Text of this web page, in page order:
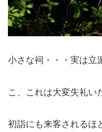
小さな祠・・・実は立
こ、これは大変失礼い
初詣にも来客されるほ